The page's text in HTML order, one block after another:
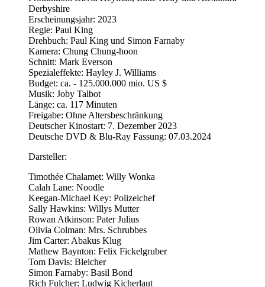
Derbyshire
Erscheinungsjahr: 2023
Regie: Paul King
Drehbuch: Paul King und Simon Farnaby
Kamera: Chung Chung-hoon
Schnitt: Mark Everson
Spezialeffekte: Hayley J. Williams
Budget: ca. - 125.000.000 mio. US $
Musik: Joby Talbot
Länge: ca. 117 Minuten
Freigabe: Ohne Altersbeschränkung
Deutscher Kinostart: 7. Dezember 2023
Deutsche DVD & Blu-Ray Fassung: 07.03.2024
Darsteller:
Timothée Chalamet: Willy Wonka
Calah Lane: Noodle
Keegan-Michael Key: Polizeichef
Sally Hawkins: Willys Mutter
Rowan Atkinson: Pater Julius
Olivia Colman: Mrs. Schrubbes
Jim Carter: Abakus Klug
Mathew Baynton: Felix Fickelgruber
Tom Davis: Bleicher
Simon Farnaby: Basil Bond
Rich Fulcher: Ludwig Kicherlaut